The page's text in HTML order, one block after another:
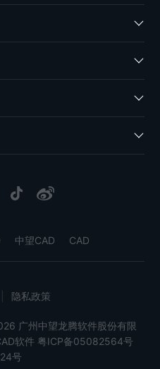
中望CAD CAD
广州中望龙腾软件股份有限
软件 粤ICP备05082564号
号
隐私政策